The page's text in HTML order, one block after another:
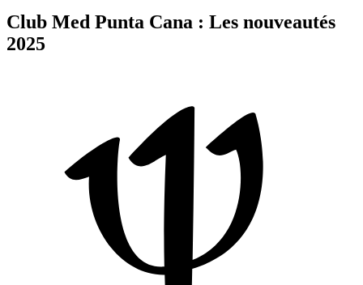
Club Med Punta Cana : Les nouveautés
2025